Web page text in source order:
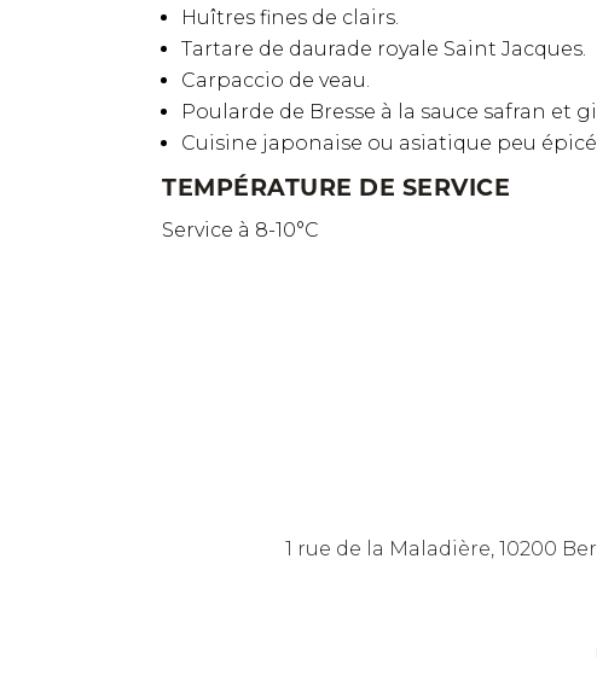
Huîtres fines de clairs.
Tartare de daurade royale Saint Jacques.
Carpaccio de veau.
Poularde de Bresse à la sauce safran et
Cuisine japonaise ou asiatique peu
TEMPÉRATURE DE SERVICE
Service à 8-10°C
1 rue de la Maladière, 10200